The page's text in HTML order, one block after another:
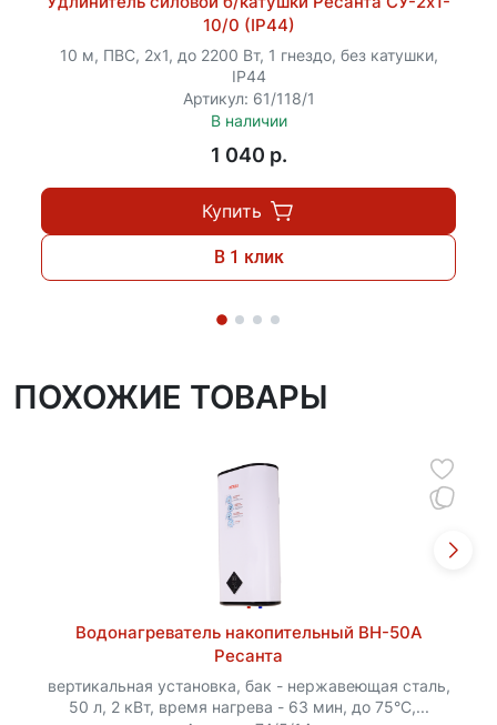
10/0 (IP44)
10 м, ПВС, 2х1, до 2200 Вт, 1 гнездо, без катушки,
IP44
Артикул: 61/118/1
В наличии
1 040 p.
Купить
В 1 клик
ПОХОЖИЕ ТОВАРЫ
Водонагреватель накопительный ВН-50А
Ресанта
вертикальная установка, бак - нержавеющая сталь,
50 л, 2 кВт, время нагрева - 63 мин, до 75°C,...